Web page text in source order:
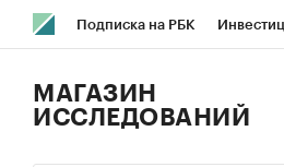
Подписка на РБК
Исследования Кредитные
МАГАЗИН
ИССЛЕДОВАНИЙ